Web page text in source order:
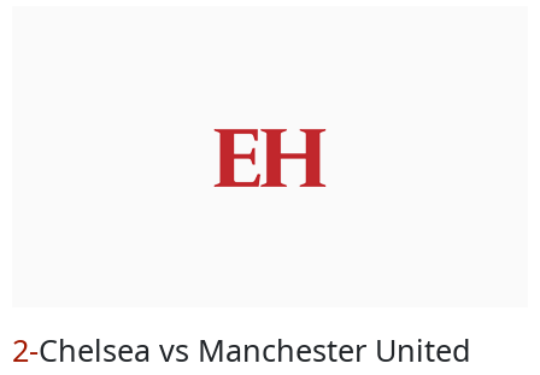
2-Chelsea vs Manchester United